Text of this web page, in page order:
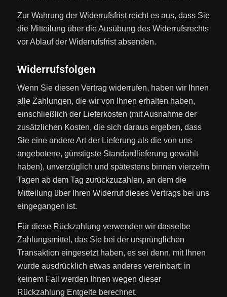
Zur Wahrung der Widerrufsfrist reicht es aus, dass Sie
die Mitteilung über die Ausübung des Widerrufsrechts
vor Ablauf der Widerrufsfrist absenden.
Widerrufsfolgen
Wenn Sie diesen Vertrag widerrufen, haben wir Ihnen
alle Zahlungen, die wir von Ihnen erhalten haben,
einschließlich der Lieferkosten (mit Ausnahme der
zusätzlichen Kosten, die sich daraus ergeben, dass
Sie eine andere Art der Lieferung als die von uns
angebotene, günstigste Standardlieferung gewählt
haben), unverzüglich und spätestens binnen vierzehn
Tagen ab dem Tag zurückzuzahlen, an dem die
Mitteilung über Ihren Widerruf dieses Vertrags bei uns
eingegangen ist.
Für diese Rückzahlung verwenden wir dasselbe
Zahlungsmittel, das Sie bei der ursprünglichen
Transaktion eingesetzt haben, es sei denn, mit Ihnen
wurde ausdrücklich etwas anderes vereinbart; in
keinem Fall werden Ihnen wegen dieser
Rückzahlung Entgelte berechnet.